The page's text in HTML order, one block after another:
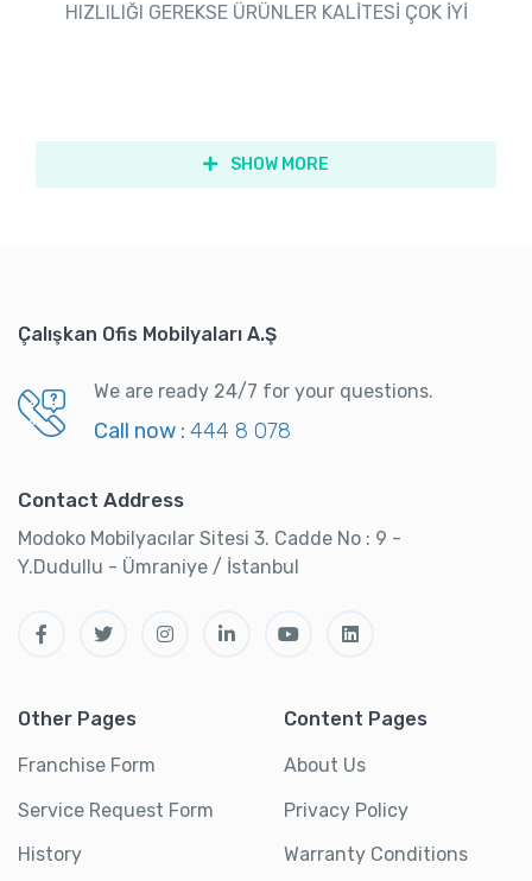
HIZLILIĞI GEREKSE ÜRÜNLER KALİTESİ ÇOK İYİ
SHOW MORE
Çalışkan Ofis Mobilyaları A.Ş
We are ready 24/7 for your questions.
Call now : 444 8 078
Contact Address
Modoko Mobilyacılar Sitesi 3. Cadde No : 9 -
Y.Dudullu - Ümraniye / İstanbul
Other Pages
Franchise Form
Service Request Form
History
Content Pages
About Us
Privacy Policy
Warranty Conditions